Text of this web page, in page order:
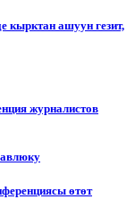
кырктан ашуун гезит,
журналистов
өтөт